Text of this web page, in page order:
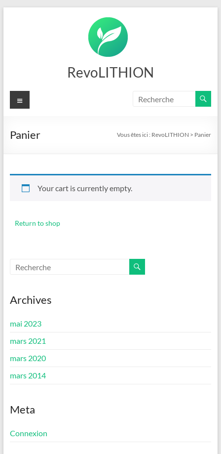
RevoLITHION
Menu
Panier Vous êtes ici : RevoLITHION > Panier
Your cart is currently empty.
Return to shop
Archives
mai 2023
mars 2021
mars 2020
mars 2014
Meta
Connexion